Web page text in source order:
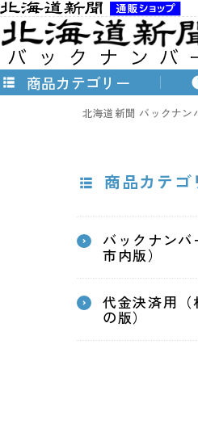
商品カテゴリー
北海道新聞 バックナン
商品カテゴ
バックナンバ
市内版）
代金決済用（
の版）